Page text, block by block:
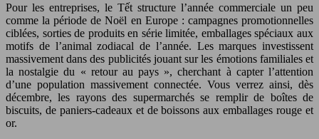
Pour les entreprises, le Tết structure l’année commerciale un peu
comme la période de Noël en Europe : campagnes promotionnelles
ciblées, sorties de produits en série limitée, emballages spéciaux aux
motifs de l’animal zodiacal de l’année. Les marques investissent
massivement dans des publicités jouant sur les émotions familiales et
la nostalgie du « retour au pays », cherchant à capter l’attention
d’une population massivement connectée. Vous verrez ainsi, dès
décembre, les rayons des supermarchés se remplir de boîtes de
biscuits, de paniers-cadeaux et de boissons aux emballages rouge et
or.